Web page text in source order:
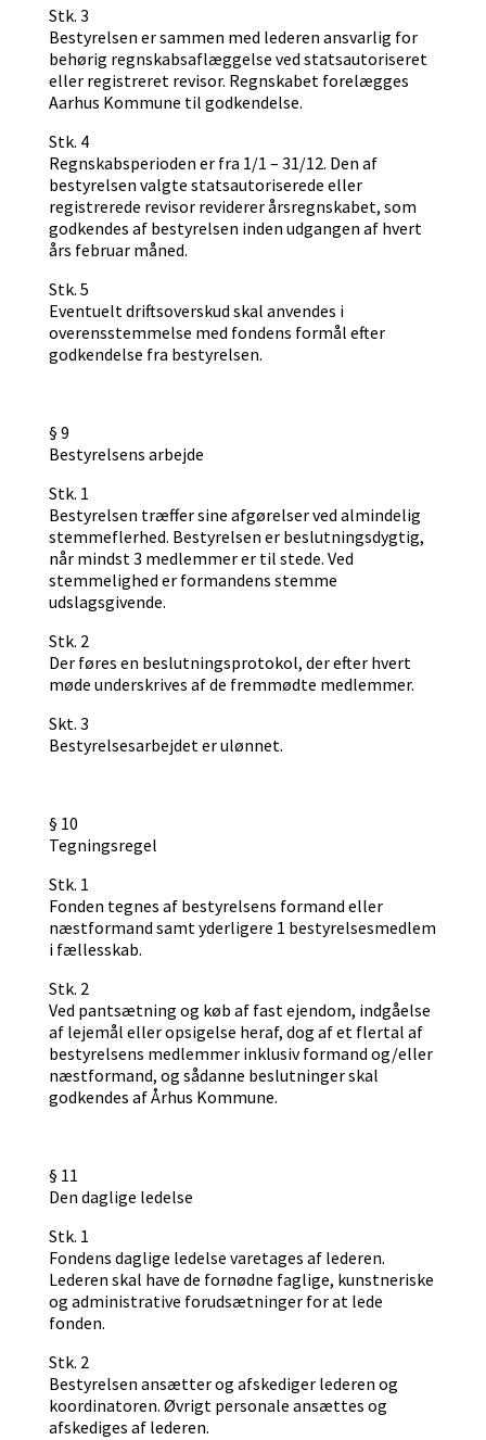
Stk. 3
Bestyrelsen er sammen med lederen ansvarlig for
behørig regnskabsaflæggelse ved statsautoriseret
eller registreret revisor. Regnskabet forelægges
Aarhus Kommune til godkendelse.
Stk. 4
Regnskabsperioden er fra 1/1 – 31/12. Den af
bestyrelsen valgte statsautoriserede eller
registrerede revisor reviderer årsregnskabet, som
godkendes af bestyrelsen inden udgangen af hvert
års februar måned.
Stk. 5
Eventuelt driftsoverskud skal anvendes i
overensstemmelse med fondens formål efter
godkendelse fra bestyrelsen.
§ 9
Bestyrelsens arbejde
Stk. 1
Bestyrelsen træffer sine afgørelser ved almindelig
stemmeflerhed. Bestyrelsen er beslutningsdygtig,
når mindst 3 medlemmer er til stede. Ved
stemmelighed er formandens stemme
udslagsgivende.
Stk. 2
Der føres en beslutningsprotokol, der efter hvert
møde underskrives af de fremmødte medlemmer.
Skt. 3
Bestyrelsesarbejdet er ulønnet.
§ 10
Tegningsregel
Stk. 1
Fonden tegnes af bestyrelsens formand eller
næstformand samt yderligere 1 bestyrelsesmedlem
i fællesskab.
Stk. 2
Ved pantsætning og køb af fast ejendom, indgåelse
af lejemål eller opsigelse heraf, dog af et flertal af
bestyrelsens medlemmer inklusiv formand og/eller
næstformand, og sådanne beslutninger skal
godkendes af Århus Kommune.
§ 11
Den daglige ledelse
Stk. 1
Fondens daglige ledelse varetages af lederen.
Lederen skal have de fornødne faglige, kunstneriske
og administrative forudsætninger for at lede
fonden.
Stk. 2
Bestyrelsen ansætter og afskediger lederen og
koordinatoren. Øvrigt personale ansættes og
afskediges af lederen.